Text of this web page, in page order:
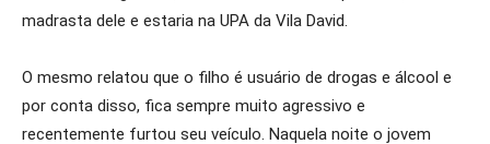
madrasta dele e estaria na UPA da Vila David.
O mesmo relatou que o filho é usuário de drogas e álcool e
por conta disso, fica sempre muito agressivo e
recentemente furtou seu veículo. Naquela noite o jovem